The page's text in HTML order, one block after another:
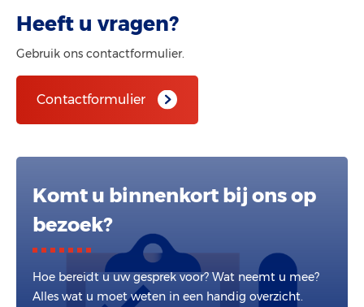
Heeft u vragen?
Gebruik ons contactformulier.
Contactformulier
Komt u binnenkort bij ons op
bezoek?
Hoe bereidt u uw gesprek voor? Wat neemt u mee?
Alles wat u moet weten in een handig overzicht.